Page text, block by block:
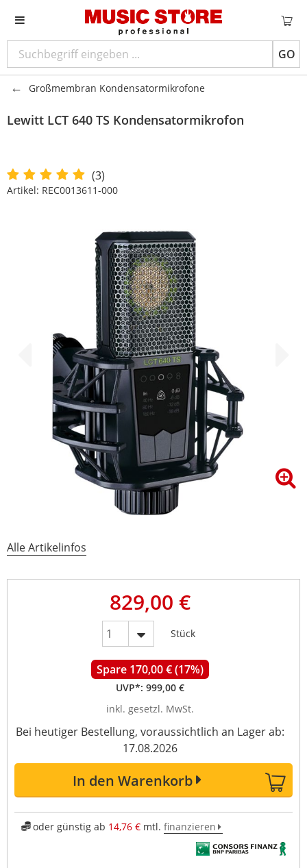
GO
Großmembran Kondensatormikrofone
Lewitt LCT 640 TS Kondensatormikrofon
(3)
Artikel: REC0013611-000
Alle Artikelinfos
829,00 €
Stück
Spare 170,00 € (17%)
UVP*: 999,00 €
inkl. gesetzl. MwSt.
Bei heutiger Bestellung, voraussichtlich an Lager ab:
17.08.2026
In den Warenkorb
oder günstig ab 14,76 €mtl. finanzieren